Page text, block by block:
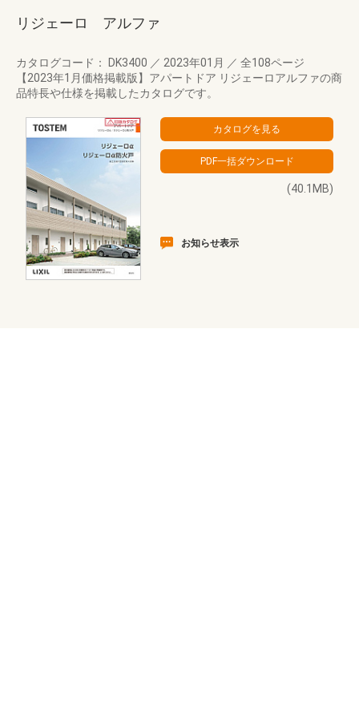
リジェーロ アルファ
カタログコード： DK3400 ／ 2023年01月 ／ 全108ページ
【2023年1月価格掲載版】アパートドア リジェーロアルファの商
品特長や仕様を掲載したカタログです。
(40.1MB)
お知らせ表示